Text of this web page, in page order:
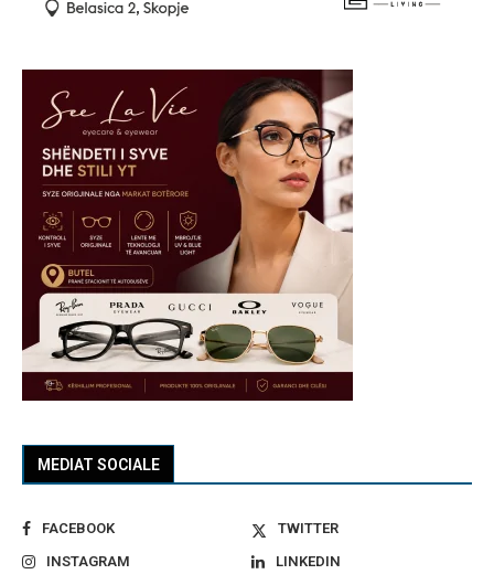
MEDIAT SOCIALE
FACEBOOK
TWITTER
INSTAGRAM
LINKEDIN